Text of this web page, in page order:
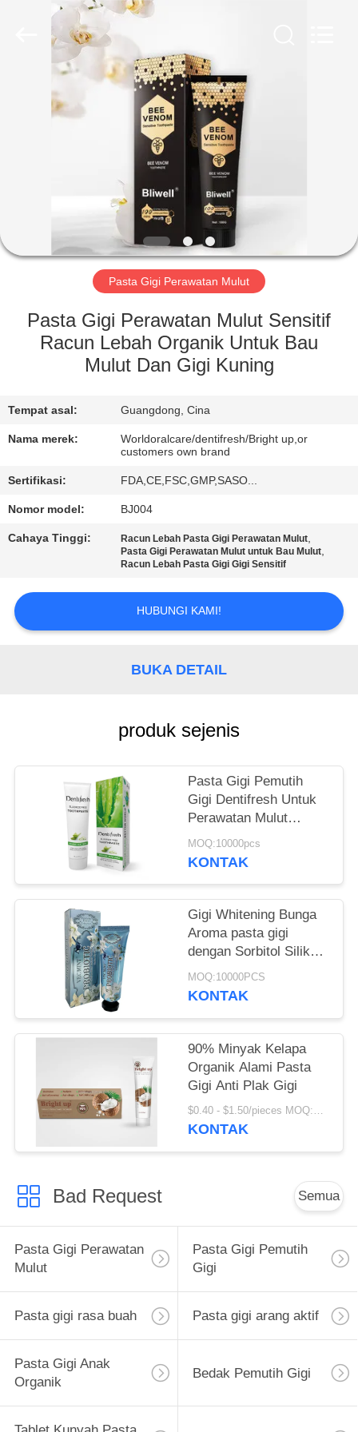
RUMAH
TENTANG
KAMI
TUR
PABRIK
KUALITAS
KAMI
PERMINTAAN
PENAWARAN
PETA
Pasta Gigi Perawatan Mulut
Pasta Gigi Perawatan Mulut Sensitif
Racun Lebah Organik Untuk Bau
Mulut Dan Gigi Kuning
Tempat asal: Guangdong, Cina
Nama merek:
Worldoralcare/dentifresh/Bright up,or
customers own brand
Sertifikasi: FDA,CE,FSC,GMP,SASO...
Nomor model: BJ004
Cahaya Tinggi: Racun Lebah Pasta Gigi Perawatan Mulut,
Pasta Gigi Perawatan Mulut untuk Bau Mulut,
Racun Lebah Pasta Gigi Gigi Sensitif
HUBUNGI KAMI!
BUKA DETAIL
produk sejenis
Pasta Gigi Pemutih
Gigi Dentifresh Untuk
Perawatan Mulut
Profesional Tidak
Beracun
MOQ:10000pcs
KONTAK
Gigi Whitening Bunga
Aroma pasta gigi
dengan Sorbitol Silikon
400g kertas putih
tabung Kotak
MOQ:10000PCS
KONTAK
90% Minyak Kelapa
Organik Alami Pasta
Gigi Anti Plak Gigi
$0.40 - $1.50/pieces MOQ:240 buah
KONTAK
Bad Request Semua
Pasta Gigi Perawatan
Mulut
Pasta Gigi Pemutih
Gigi
Pasta gigi rasa buah Pasta gigi arang aktif
Pasta Gigi Anak
Organik
Bedak Pemutih Gigi